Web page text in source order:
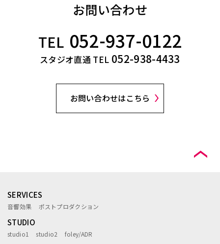
お問い合わせ
TEL 052-937-0122
スタジオ直通 TEL 052-938-4433
お問い合わせはこちら
SERVICES
音響効果 ポストプロダクション
STUDIO
studio1 studio2 foley/ADR